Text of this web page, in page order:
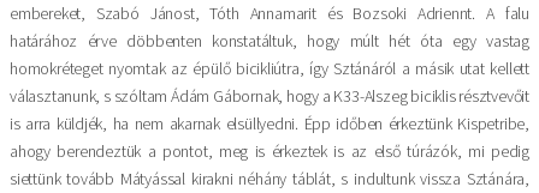
embereket, Szabó Jánost, Tóth Annamarit és Bozsoki Adriennt. A falu
határához érve döbbenten konstatáltuk, hogy múlt hét óta egy vastag
homokréteget nyomtak az épülő bicikliútra, így Sztánáról a másik utat kellett
választanunk, s szóltam Ádám Gábornak, hogy a K33-Alszeg biciklis résztvevőit
is arra küldjék, ha nem akarnak elsüllyedni. Épp időben érkeztünk Kispetribe,
ahogy berendeztük a pontot, meg is érkeztek is az első túrázók, mi pedig
siettünk tovább Mátyással kirakni néhány táblát, s indultunk vissza Sztánára,